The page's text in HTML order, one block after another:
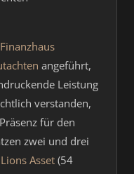
Finanzhaus
angeführt,
Leistung
verstanden,
für den
zwei und drei
Lions Asset (54